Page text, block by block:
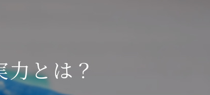
プラント工事
リース
とは？